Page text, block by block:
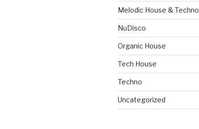
Melodic House & Techno
NuDisco
Organic House
Tech House
Techno
Uncategorized